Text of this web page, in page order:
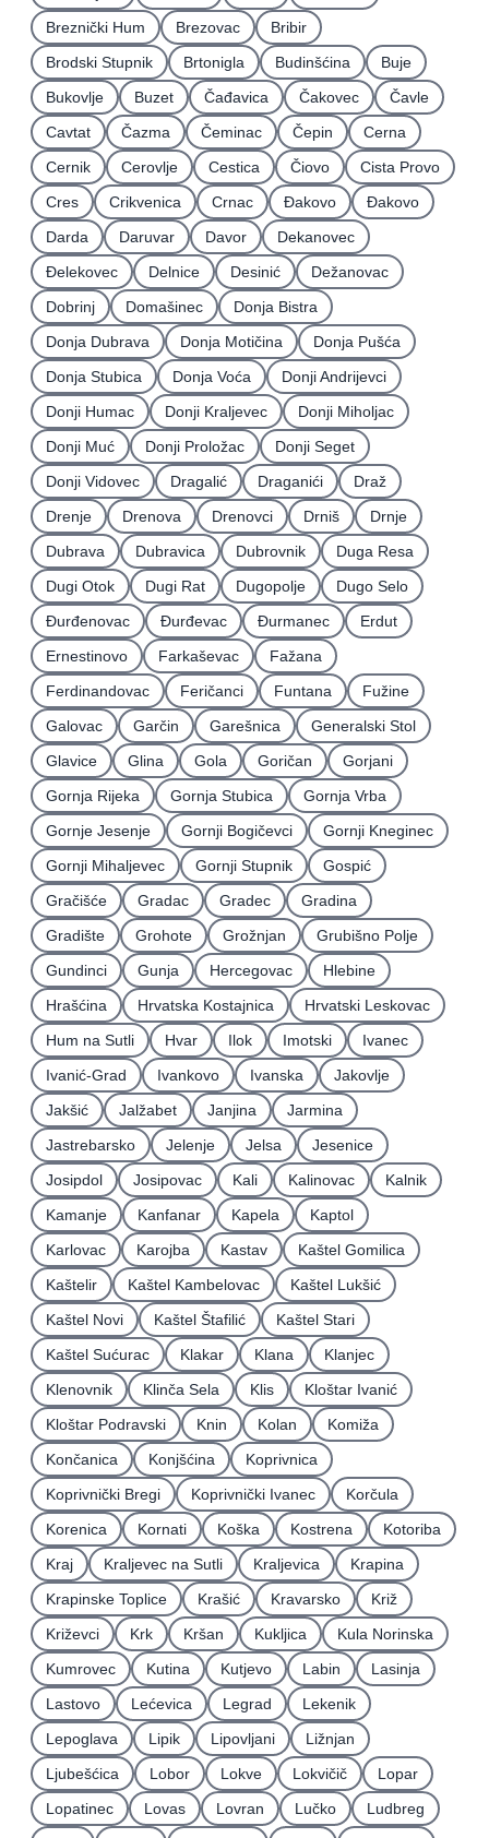
Breznički Hum
Brezovac
Bribir
Brodski Stupnik
Brtonigla Budinšćina
Buje
Bukovlje
Buzet Čađavica Čakovec
Čavle
Cavtat
Čazma Čeminac Čepin
Cerna
Cernik
Cerovlje Cestica Čiovo
Cista Provo
Cres
Crikvenica Crnac Đakovo
Ðakovo
Darda
Daruvar Davor
Dekanovec
Ðelekovec
Delnice Desinić
Dežanovac
Dobrinj
Domašinec
Donja Bistra
Donja Dubrava
Donja Motičina
Donja Pušća
Donja Stubica
Donja Voća
Donji Andrijevci
Donji Humac
Donji Kraljevec
Donji Miholjac
Donji Muć
Donji Proložac
Donji Seget
Donji Vidovec
Dragalić Draganići
Draž
Drenje
Drenova Drenovci Drniš
Drnje
Dubrava
Dubravica Dubrovnik
Duga Resa
Dugi Otok
Dugi Rat Dugopolje
Dugo Selo
Ðurđenovac
Ðurđevac Ðurmanec
Erdut
Ernestinovo
Farkaševac
Fažana
Ferdinandovac
Feričanci Funtana
Fužine
Galovac
Garčin Garešnica
Generalski Stol
Glavice
Glina Gola Goričan
Gorjani
Gornja Rijeka
Gornja Stubica
Gornja Vrba
Gornje Jesenje
Gornji Bogičevci
Gornji Kneginec
Gornji Mihaljevec
Gornji Stupnik
Gospić
Gračišće
Gradac Gradec
Gradina
Gradište
Grohote Grožnjan
Grubišno Polje
Gundinci
Gunja Hercegovac
Hlebine
Hrašćina
Hrvatska Kostajnica
Hrvatski Leskovac
Hum na Sutli
Hvar Ilok Imotski
Ivanec
Ivanić-Grad
Ivankovo Ivanska
Jakovlje
Jakšić
Jalžabet Janjina
Jarmina
Jastrebarsko
Jelenje Jelsa
Jesenice
Josipdol
Josipovac Kali Kalinovac
Kalnik
Kamanje
Kanfanar Kapela
Kaptol
Karlovac
Karojba Kastav
Kaštel Gomilica
Kaštelir
Kaštel Kambelovac
Kaštel Lukšić
Kaštel Novi
Kaštel Štafilić
Kaštel Stari
Kaštel Sućurac
Klakar Klana
Klanjec
Klenovnik
Klinča Sela Klis
Kloštar Ivanić
Kloštar Podravski
Knin Kolan
Komiža
Končanica
Konjšćina
Koprivnica
Koprivnički Bregi
Koprivnički Ivanec
Korčula
Korenica
Kornati Koška Kostrena
Kotoriba
Kraj
Kraljevec na Sutli Kraljevica
Krapina
Krapinske Toplice
Krašić Kravarsko
Križ
Križevci
Krk Kršan Kukljica
Kula Norinska
Kumrovec
Kutina Kutjevo Labin
Lasinja
Lastovo
Lećevica Legrad
Lekenik
Lepoglava
Lipik Lipovljani
Ližnjan
Ljubešćica
Lobor Lokve Lokvičič
Lopar
Lopatinec
Lovas Lovran Lučko
Ludbreg